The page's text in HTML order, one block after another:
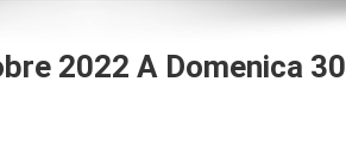
2022 A Domenica 30